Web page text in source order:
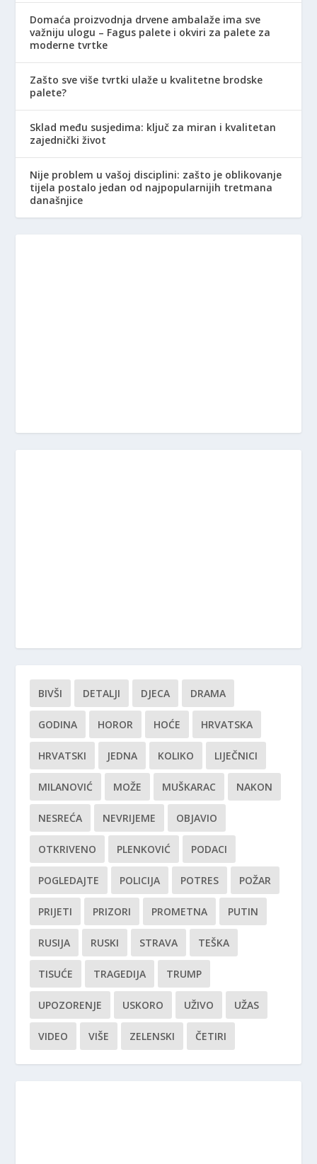
Domaća proizvodnja drvene ambalaže ima sve
važniju ulogu – Fagus palete i okviri za palete za
moderne tvrtke
Zašto sve više tvrtki ulaže u kvalitetne brodske
palete?
Sklad među susjedima: ključ za miran i kvalitetan
zajednički život
Nije problem u vašoj disciplini: zašto je oblikovanje
tijela postalo jedan od najpopularnijih tretmana
današnjice
BIVŠI DETALJI DJECA DRAMA
GODINA HOROR HOĆE HRVATSKA
HRVATSKI JEDNA KOLIKO LIJEČNICI
MILANOVIĆ MOŽE MUŠKARAC NAKON
NESREĆA NEVRIJEME OBJAVIO
OTKRIVENO PLENKOVIĆ PODACI
POGLEDAJTE POLICIJA POTRES POŽAR
PRIJETI PRIZORI PROMETNA PUTIN
RUSIJA RUSKI STRAVA TEŠKA
TISUĆE TRAGEDIJA TRUMP
UPOZORENJE USKORO UŽIVO UŽAS
VIDEO VIŠE ZELENSKI ČETIRI